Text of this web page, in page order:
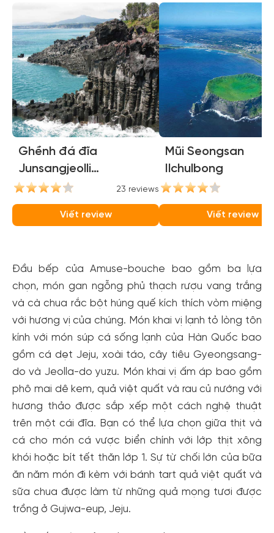
Ghềnh đá đĩa
Junsangjeolli
(Jusangjeolli Cliffs)23 reviews
Viết review
Mũi Seongsan
Ilchulbong
Viết review
Đầu bếp của Amuse-bouche bao gồm ba lựa
chọn, món gan ngỗng phủ thạch rượu vang trắng
và cà chua rắc bột húng quế kích thích vòm miệng
với hương vị của chúng. Món khai vị lạnh tỏ lòng tôn
kính với món súp cá sống lạnh của Hàn Quốc bao
gồm cá dẹt Jeju, xoài táo, cây tiêu Gyeongsang-
do và Jeolla-do yuzu. Món khai vị ấm áp bao gồm
phô mai dê kem, quả việt quất và rau củ nướng với
hương thảo được sắp xếp một cách nghệ thuật
trên một cái đĩa. Bạn có thể lựa chọn giữa thịt và
cá cho món cá vược biển chính với lớp thịt xông
khói hoặc bít tết thăn lớp 1. Sự từ chối lớn của bữa
ăn năm món đi kèm với bánh tart quả việt quất và
sữa chua được làm từ những quả mọng tươi được
trồng ở Gujwa-eup, Jeju.